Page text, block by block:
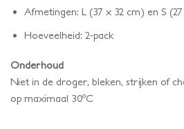
Afmetingen: L (37 x 32 cm) en S
Hoeveelheid: 2-pack
Onderhoud
Niet in de droger, bleken, strijken of
op maximaal 30ºC